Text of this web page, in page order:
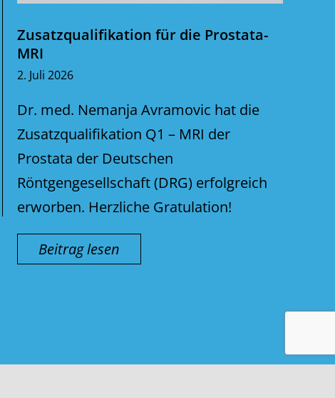
Zusatzqualifikation für die Prostata-
MRI
2. Juli 2026
Dr. med. Nemanja Avramovic hat die
Zusatzqualifikation Q1 – MRI der
Prostata der Deutschen
Röntgengesellschaft (DRG) erfolgreich
erworben. Herzliche Gratulation!
Beitrag lesen